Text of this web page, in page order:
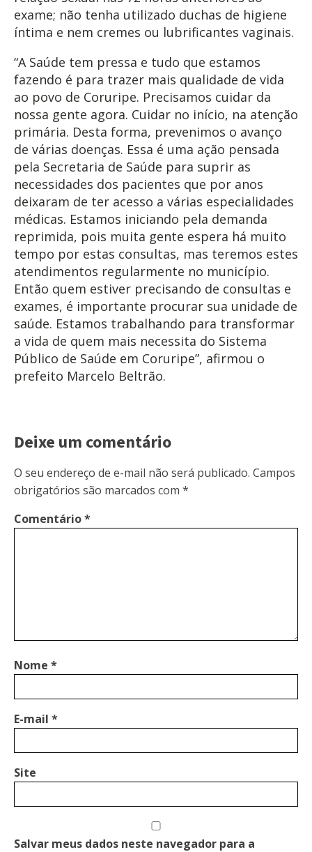
exame; não tenha utilizado duchas de higiene
íntima e nem cremes ou lubrificantes vaginais.
“A Saúde tem pressa e tudo que estamos
fazendo é para trazer mais qualidade de vida
ao povo de Coruripe. Precisamos cuidar da
nossa gente agora. Cuidar no início, na atenção
primária. Desta forma, prevenimos o avanço
de várias doenças. Essa é uma ação pensada
pela Secretaria de Saúde para suprir as
necessidades dos pacientes que por anos
deixaram de ter acesso a várias especialidades
médicas. Estamos iniciando pela demanda
reprimida, pois muita gente espera há muito
tempo por estas consultas, mas teremos estes
atendimentos regularmente no município.
Então quem estiver precisando de consultas e
exames, é importante procurar sua unidade de
saúde. Estamos trabalhando para transformar
a vida de quem mais necessita do Sistema
Público de Saúde em Coruripe”, afirmou o
prefeito Marcelo Beltrão.
Deixe um comentário
O seu endereço de e-mail não será publicado. Campos
obrigatórios são marcados com *
Comentário*
Nome *
E-mail *
Site
Salvar meus dados neste navegador para a